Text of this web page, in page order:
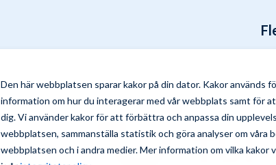
Den här webbplatsen sparar kakor på din dator. Kakor används
information om hur du interagerar med vår webbplats samt för
dig. Vi använder kakor för att förbättra och anpassa din
webbplatsen, sammanställa statistik och göra analyser om våra
webbplatsen och i andra medier. Mer information om vilka kakor